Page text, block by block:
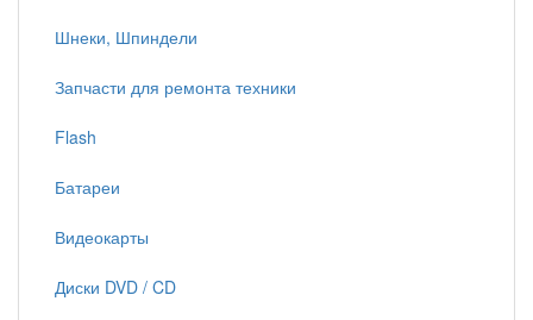
Шнеки, Шпиндели
Запчасти для ремонта техники
Flash
Батареи
Видеокарты
Диски DVD / CD